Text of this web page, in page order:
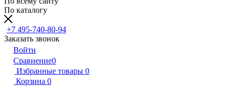
По каталогу
+7 495-740-80-94
Заказать звонок
Войти
Сравнение0
Избранные товары 0
Корзина 0